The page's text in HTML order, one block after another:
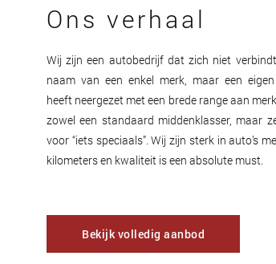
Ons verhaal
Wij zijn een autobedrijf dat zich niet
naam van een enkel merk, maar een
heeft neergezet met een brede range aan
zowel een standaard middenklasser, maar
voor “iets speciaals”. Wij zijn sterk in auto’s
kilometers en kwaliteit is een absolute must.
Bekijk volledig aanbod